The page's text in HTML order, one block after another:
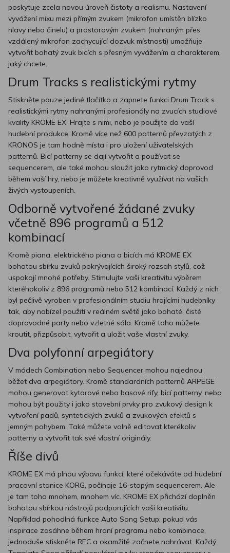
poskytuje zcela novou úroveň čistoty a realismu. Nastavení
vyvážení mixu mezi přímým zvukem (mikrofon umístěn blízko
hlavy nebo činelu) a prostorovým zvukem (nahraným přes
vzdálený mikrofon zachycující dozvuk místnosti) umožňuje
vytvořit bohatý zvuk bicích s přesným vyvážením a charakterem,
jaký chcete.
Drum Tracks s realistickými rytmy
Stiskněte pouze jediné tlačítko a zapnete funkci Drum Track s
realistickými rytmy nahranými profesionály na zvucích studiové
kvality KROME EX. Hrajte s nimi, nebo je použijte do vaší
hudební produkce. Kromě více než 600 patternů převzatých z
KRONOS je tam hodně místa i pro uložení uživatelských
patternů. Bicí patterny se dají vytvořit a používat se
sequencerem, ale také mohou sloužit jako rytmický doprovod
během vaší hry, nebo je můžete kreativně využívat na vašich
živých vystoupeních.
Odborně vytvořené žádané zvuky
včetně 896 programů a 512
kombinací
Kromě piana, elektrického piana a bicích má KROME EX
bohatou sbírku zvuků pokrývajících široký rozsah stylů, což
uspokojí mnohé potřeby. Stimulujte vaši kreativitu výběrem
kteréhokoliv z 896 programů nebo 512 kombinací. Každý z nich
byl pečlivě vyroben v profesionálním studiu hrajícími hudebníky
tak, aby nabízel použití v reálném světě jako bohaté, čisté
doprovodné party nebo vzletné sóla. Kromě toho můžete
kroutit, přizpůsobit, vytvořit a uložit vaše vlastní zvuky.
Dva polyfonní arpegiátory
V módech Combination nebo Sequencer mohou najednou
běžet dva arpegiátory. Kromě standardních patternů ARPEGE
mohou generovat kytarové nebo basové rify, bicí patterny, nebo
mohou být použity i jako stavební prvky pro zvukový design k
vytvoření padů, syntetických zvuků a zvukových efektů s
jemným pohybem. Také můžete volně editovat kterékoliv
patterny a vytvořit tak své vlastní originály.
Říše divů
KROME EX má plnou výbavu funkcí, které očekáváte od hudební
pracovní stanice KORG, počínaje 16-stopým sequencerem. Ale
je tam toho mnohem, mnohem víc. KROME EX přichází doplněn
bohatou sbírkou nástrojů podporujících vaši kreativitu.
Například pohodlná funkce Auto Song Setup; pokud vás
inspirace zasáhne během hraní programu nebo kombinace,
jednoduše stiskněte REC a okamžitě začnete nahrávat. Každý